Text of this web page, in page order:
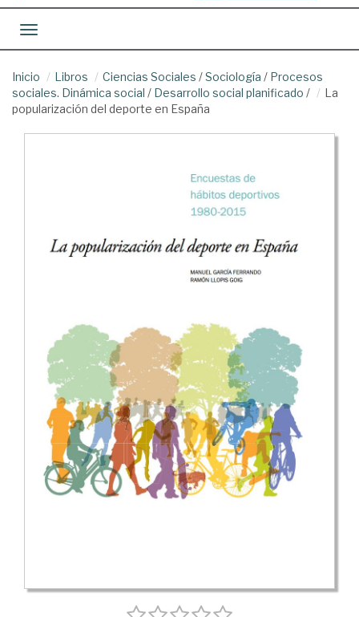
Toggle navigation
Inicio Libros Ciencias Sociales /Sociología / Procesos
sociales. Dinámica social / Desarrollo social planificado /
La
popularización del deporte en España